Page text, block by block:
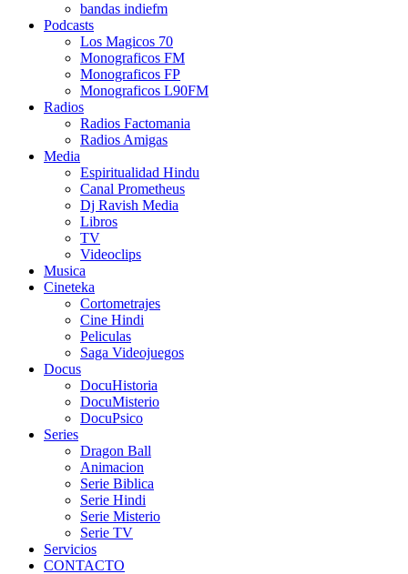
bandas indiefm
Podcasts
Los Magicos 70
Monograficos FM
Monograficos FP
Monograficos L90FM
Radios
Radios Factomania
Radios Amigas
Media
Espiritualidad Hindu
Canal Prometheus
Dj Ravish Media
Libros
TV
Videoclips
Musica
Cineteka
Cortometrajes
Cine Hindi
Peliculas
Saga Videojuegos
Docus
DocuHistoria
DocuMisterio
DocuPsico
Series
Dragon Ball
Animacion
Serie Biblica
Serie Hindi
Serie Misterio
Serie TV
Servicios
CONTACTO